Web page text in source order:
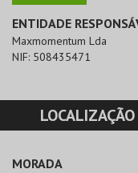
ENTIDADE
Maxmomentum Lda
NIF: 508435471
LOCALIZAÇÃO
MORADA